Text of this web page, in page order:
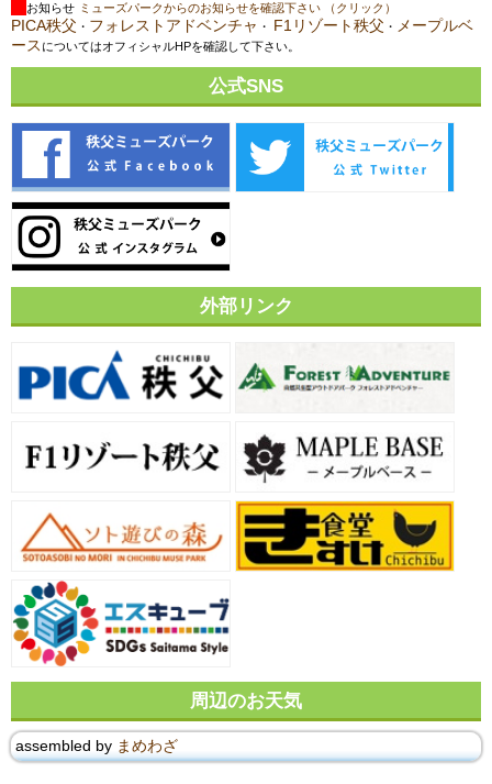
お知らせ ミューズパークからのお知らせを確認下さい （クリック）
PICA秩父 ・ フォレストアドベンチャ ・ F1リゾート秩父 ・ メープルベ
ース についてはオフィシャルHPを確認して下さい。
公式SNS
外部リンク
周辺のお天気
assembled by まめわざ